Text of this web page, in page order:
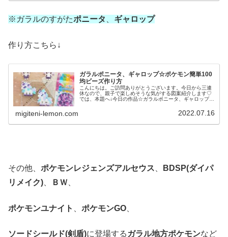
※ガラルのすがたポニータ ギャロップ
作り方こちら↓
ガラルポニータ、ギャロップ☆ポケモン簡単100
均ビーズ作り方
こんにちは。ご訪問ありがとうございます。今日から三連
休なので、親子で楽しめそうな気がする図案紹介します♡
では、本題へ↓今日の作品☆ガラルポニータ、ギャロップ前
migiteni-lemon.com 2022.07.16
その他、 ポケモンレジェンズアルセウス、
BDSP(ダイパ
リメイク)、 ＢＷ、
ポケモンユナイト ポケモンGO
ソードシールド(剣盾)に登場する ガラル地方ポケモンなど